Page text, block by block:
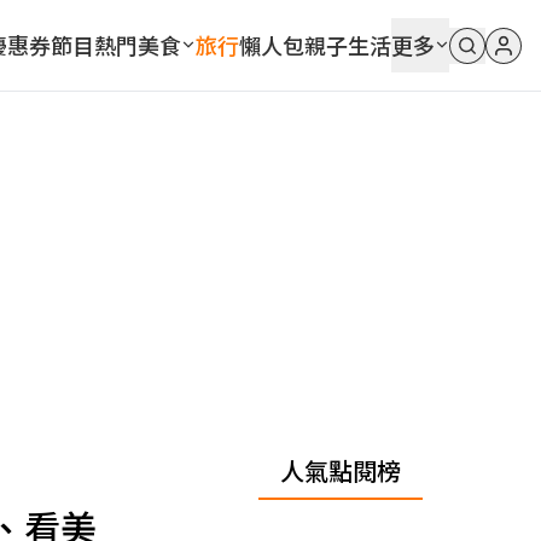
惠券節目熱門美食 旅行懶人包親子生活更多
看美
人氣點閱榜